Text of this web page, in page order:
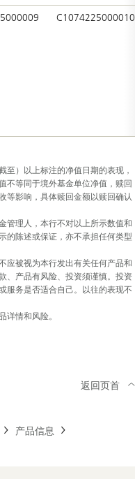
C1074225000010
至）以上标注的净值日期的表现，
不等同于境外基金单位净值，赎回
等影响，具体赎回金额以赎回确认
管理人，本行不对以上所示数值和
的陈述或保证，亦不承担任何类型
应被视为本行发出有关任何产品和
、产品有风险、投资须谨慎。投资
服务是否适合自己。以往的表现不
详情和风险。
产品信息
返回页首